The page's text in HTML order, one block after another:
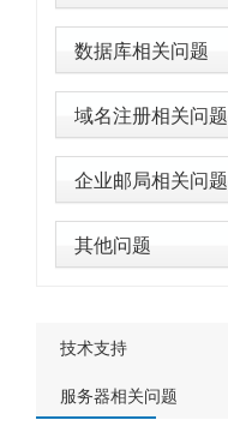
数据库相关问题
域名注册相关问题
企业邮局相关问题
其他问题
技术支持
服务器相关问题